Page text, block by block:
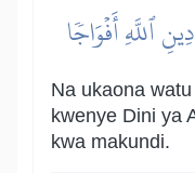
ٱللَّهِ أَفۡوَاجٗا
Na ukaona
kwenye Dini ya
kwa makundi.